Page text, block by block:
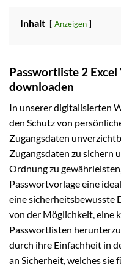
Inhalt Anzeigen
Passwortliste 2
downloaden
In unserer digitalisierten
den Schutz von
Zugangsdaten
Zugangsdaten zu sichern
Ordnung zu
Passwortvorlage eine
eine sicherheitsbewusste
von der Möglichkeit, eine
Passwortlisten
durch ihre Einfachheit in
an Sicherheit, welches sie